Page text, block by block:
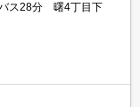
ス28分 曙4丁目下